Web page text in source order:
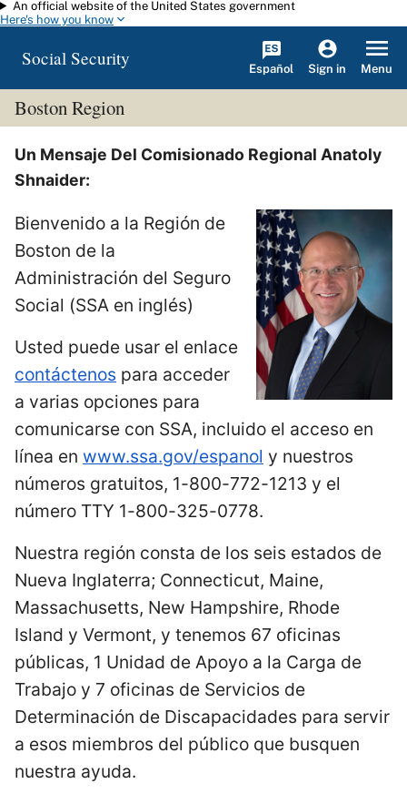
Skip to main content
An official website of the United States government
Here's how you know
Social Security Español Sign in Menu
Boston Region
Un Mensaje Del Comisionado Regional Anatoly
Shnaider:
Bienvenido a la Región de
Boston de la
Administración del Seguro
Social (SSA en inglés)
Usted puede usar el enlace
contáctenos para acceder
a varias opciones para
comunicarse con SSA, incluido el acceso en
línea en www.ssa.gov/espanol y nuestros
números gratuitos, 1-800-772-1213 y el
número TTY 1-800-325-0778.
Nuestra región consta de los seis estados de
Nueva Inglaterra; Connecticut, Maine,
Massachusetts, New Hampshire, Rhode
Island y Vermont, y tenemos 67 oficinas
públicas, 1 Unidad de Apoyo a la Carga de
Trabajo y 7 oficinas de Servicios de
Determinación de Discapacidades para servir
a esos miembros del público que busquen
nuestra ayuda.